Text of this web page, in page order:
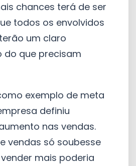
chances terá de ser
todos os envolvidos
um claro
do que precisam
exemplo de meta
definiu
nas vendas.
vendas só soubesse
mais poderia